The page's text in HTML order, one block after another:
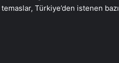
Türkiye’den istenen bazı